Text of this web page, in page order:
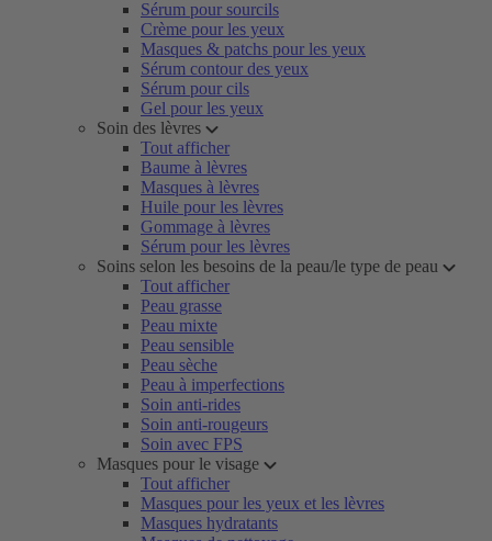
Sérum pour sourcils
Crème pour les yeux
Masques & patchs pour les yeux
Sérum contour des yeux
Sérum pour cils
Gel pour les yeux
Soin des lèvres
Tout afficher
Baume à lèvres
Masques à lèvres
Huile pour les lèvres
Gommage à lèvres
Sérum pour les lèvres
Soins selon les besoins de la peau/le type de peau
Tout afficher
Peau grasse
Peau mixte
Peau sensible
Peau sèche
Peau à imperfections
Soin anti-rides
Soin anti-rougeurs
Soin avec FPS
Masques pour le visage
Tout afficher
Masques pour les yeux et les lèvres
Masques hydratants